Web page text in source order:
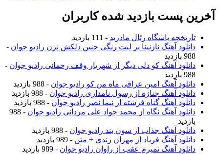
آخرین پست بازدید شده کاربران
تاریخچه باشگاه رئال مادرید - 111 بازدید
دانلود آهنگ نازنینا بر لبت رنگی چنین دلکش نزن رادیو جوان -
988 بازدید
دانلود آهنگ کو دلی دیگر از شهریار وقف رحمانی رادیو جوان -
988 بازدید
دانلود آهنگ امین عراقی ماه من کو رادیو جوان - 988 بازدید
دانلود آهنگ جنازه از رسول نامداری رادیو جوان - 988 بازدید
دانلود آهنگ گناه فرشته از نیما نصر رادیو جوان - 988 بازدید
دانلود آهنگ نگاه از محمد جواد علی مردانی رادیو جوان
- 988
بازدید
دانلود آهنگ جذاب از سون بند رادیو جوان - 988 بازدید
دانلود آهنگ فریاد از مهران زندی + متن - 989 بازدید
دانلود آهنگ نمیرم عقب از راوان رادیو جوان - 989 بازدید